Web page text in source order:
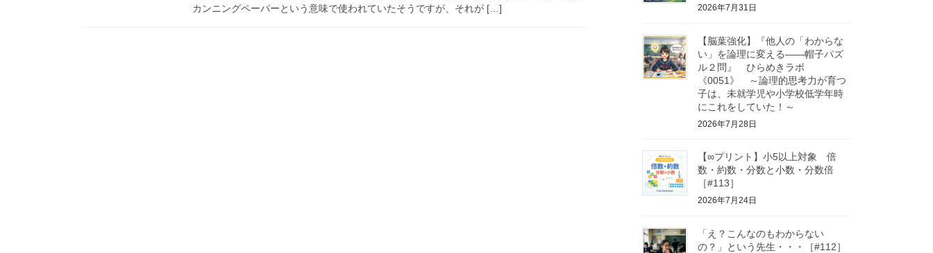
カンニングペーパーという意味で使われていたそうですが、それが […]
2026年7月31日
【脳葉強化】『他人の「わからな
い」を論理に変える――帽子パズ
ル２問』 ひらめきラボ
《0051》 ～論理的思考力が育つ
子は、未就学児や小学校低学年時
にこれをしていた！～
2026年7月28日
【∞プリント】小5以上対象 倍
数・約数・分数と小数・分数倍
［#113］
2026年7月24日
「え？こんなのもわからない
の？」という先生・・・［#112］